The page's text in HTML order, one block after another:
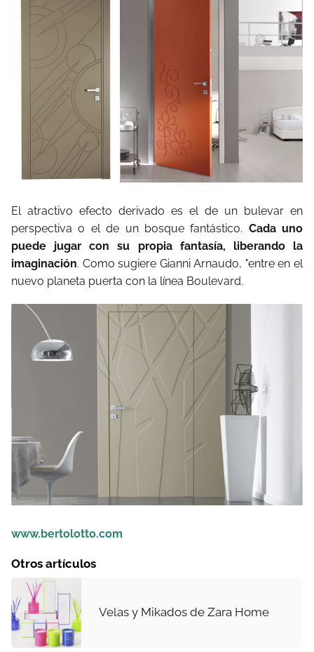
El atractivo efecto derivado es el de un bulevar en
perspectiva o el de un bosque fantástico. Cada uno
puede jugar con su propia fantasía, liberando la
imaginación. Como sugiere Gianni Arnaudo, "entre en el
nuevo planeta puerta con la línea Boulevard.
www.bertolotto.com
Otros artículos
Velas y Mikados de Zara Home